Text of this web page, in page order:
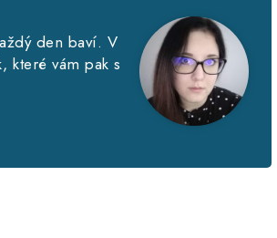
den baví. V
které vám pak s